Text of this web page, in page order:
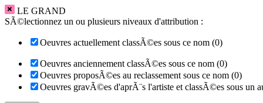
LE GRAND
SÃ©lectionnez un ou plusieurs niveaux d'attribution :
Oeuvres actuellement classÃ©es sous ce nom (0)
Oeuvres anciennement classÃ©es sous ce nom (0)
Oeuvres proposÃ©es au reclassement sous ce nom (0)
Oeuvres gravÃ©es d'aprÃ¨s l'artiste et classÃ©es sous un